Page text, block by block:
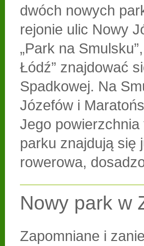
dwóch nowych
rejonie ulic Nowy
„Park na
Łódź” znajdować
Spadkowej. Na
Józefów i
Jego
parku znajdują się
rowerowa,
Nowy park w
Zapomniane i